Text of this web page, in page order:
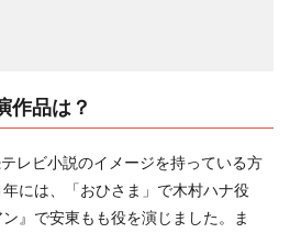
作品は？
レビ小説のイメージを持っている方
には、「おひさま」で木村ハナ役
』で安東もも役を演じました。ま